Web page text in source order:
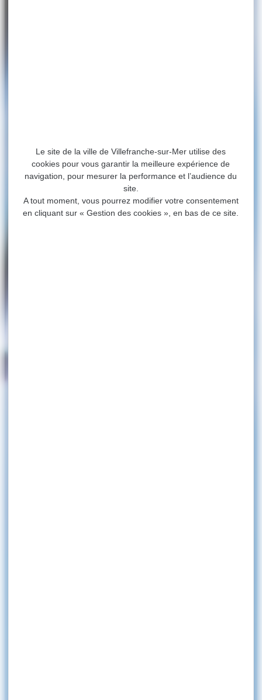
Le site de la ville de Villefranche-sur-Mer utilise des
cookies pour vous garantir la meilleure expérience de
navigation, pour mesurer la performance et l’audience du
site.
A tout moment, vous pourrez modifier votre consentement
en cliquant sur « Gestion des cookies », en bas de ce site.